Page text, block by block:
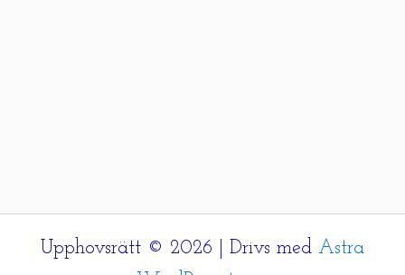
Upphovsrätt © 2026 | Drivs med Astra